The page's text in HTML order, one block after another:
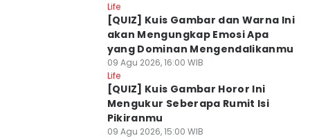
Life
[QUIZ] Kuis Gambar dan Warna Ini
akan Mengungkap Emosi Apa
yang Dominan Mengendalikanmu
09 Agu 2026, 16:00 WIB
Life
[QUIZ] Kuis Gambar Horor Ini
Mengukur Seberapa Rumit Isi
Pikiranmu
09 Agu 2026, 15:00 WIB